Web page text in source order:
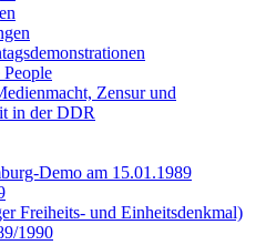
Zensur und
in der DDR
Demo am 15.01.1989
Freiheits- und Einheitsdenkmal)
1990